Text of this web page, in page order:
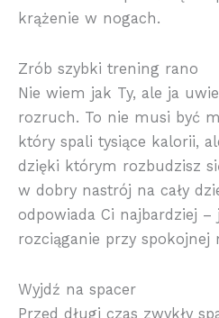
krążenie w nogach.
Zrób szybki trening rano
Nie wiem jak Ty, ale ja
rozruch. To nie musi być
który spali tysiące kalorii,
dzięki którym rozbudzisz
w dobry nastrój na cały
odpowiada Ci najbardziej –
rozciąganie przy spokojnej
Wyjdź na spacer
Przed długi czas zwykły